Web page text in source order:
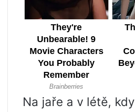
Na jaře a v létě,